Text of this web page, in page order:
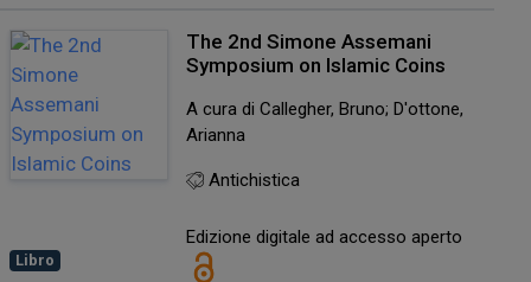
Libro
The 2nd Simone Assemani
Symposium on Islamic Coins
A cura di Callegher, Bruno; D'ottone,
Arianna
Antichistica
Edizione digitale ad accesso aperto